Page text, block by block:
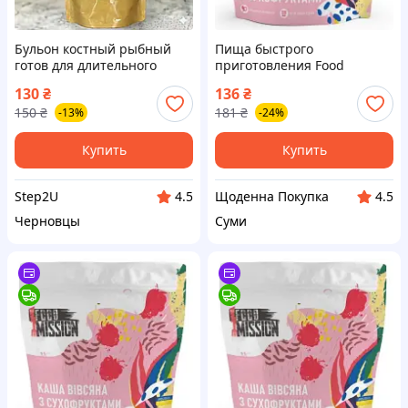
Бульон костный рыбный
готов для длительного
130₴
150 ₴ -13%
Купить
Step2U
4.5
Черновцы
Пища быстрого
приготовления Food
сухофруктами 100 г
(fm.30337)
136₴
181 ₴ -24%
Купить
Щоденна Покупка
4.5
Суми